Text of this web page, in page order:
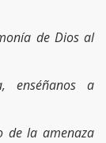
de Dios al
enséñanos a
de la amenaza